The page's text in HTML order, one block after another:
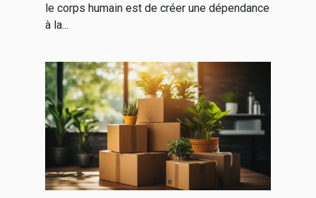
le corps humain est de créer une dépendance
à la...